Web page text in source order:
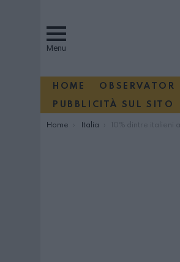
Menu
HOME OBSERVATOR
PUBBLICITÀ SUL SITO
You are here:
Home Italia 10% dintre italieni au